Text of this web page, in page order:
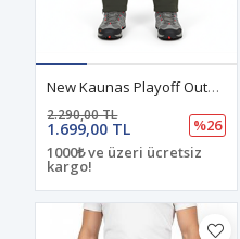
New Kaunas Playoff Outdoor Kışlık Pantolon Haki
1.699,00 TL
2.290,00 TL
%26
1000₺ ve üzeri ücretsiz
kargo!